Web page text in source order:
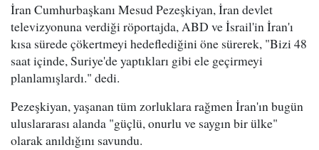
İran Cumhurbaşkanı Mesud Pezeşkiyan, İran devlet
televizyonuna verdiği röportajda, ABD ve İsrail'in İran'ı
kısa sürede çökertmeyi hedeflediğini öne sürerek, "Bizi 48
saat içinde, Suriye'de yaptıkları gibi ele geçirmeyi
planlamışlardı." dedi.
Pezeşkiyan, yaşanan tüm zorluklara rağmen İran'ın bugün
uluslararası alanda "güçlü, onurlu ve saygın bir ülke"
olarak anıldığını savundu.